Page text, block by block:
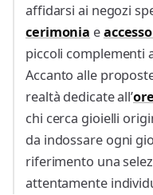
affidarsi ai negozi
cerimonia e
piccoli complementi
Accanto alle
realtà dedicate all’
chi cerca gioielli
da indossare ogni
riferimento una
attentamente